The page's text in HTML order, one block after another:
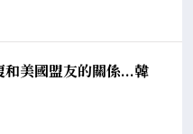
美國盟友的關係...韓